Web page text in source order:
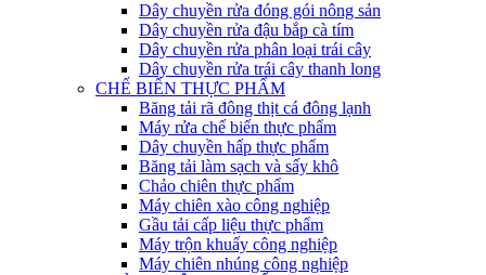
Dây chuyền rửa đóng gói nông sản
Dây chuyền rửa đậu bắp cà tím
Dây chuyền rửa phân loại trái cây
Dây chuyền rửa trái cây thanh long
CHẾ BIẾN THỰC PHẨM
Băng tải rã đông thịt cá đông lạnh
Máy rửa chế biến thực phẩm
Dây chuyền hấp thực phẩm
Băng tải làm sạch và sấy khô
Chảo chiên thực phẩm
Máy chiên xào công nghiệp
Gầu tải cấp liệu thực phẩm
Máy trộn khuấy công nghiệp
Máy chiên nhúng công nghiệp